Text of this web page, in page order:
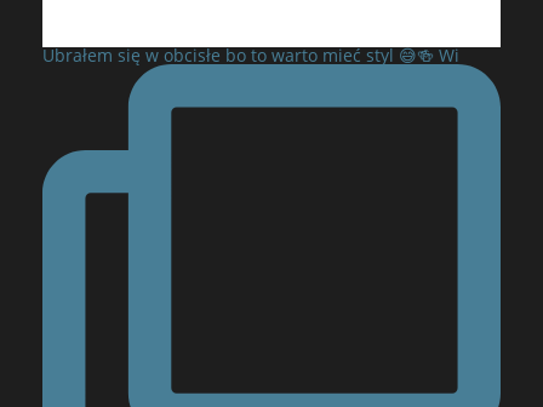
Ubrałem się w obcisłe bo to warto mieć styl 😅🍻 Wi